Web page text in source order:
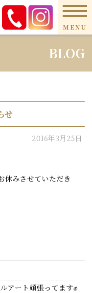
MENU
BLOG
せ
2016年3月25日
休みさせていただき
アート頑張ってます✊